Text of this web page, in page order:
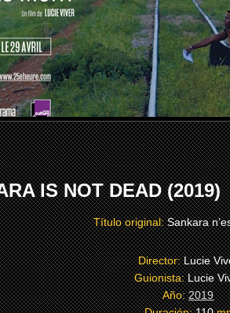
IS NOT DEAD (2019)
Título original:Sankara
Director:Lucie
Guionista:Lucie
Año:2019